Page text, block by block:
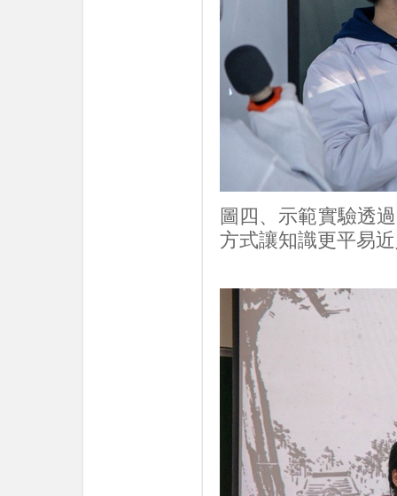
圖四、示範實驗透
方式讓知識更平易